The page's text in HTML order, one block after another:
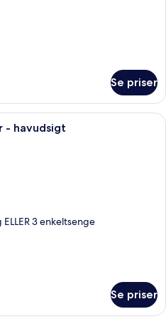
Se priser
Et hotelværelse med en seng, en
- havudsigt
3 enkeltsenge
Se priser